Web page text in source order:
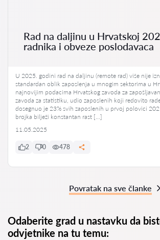
Rad na daljinu u Hrvatskoj
radnika i obveze poslodavaca
U 2025. godini rad na daljinu (remote rad) više nije
standardan oblik zaposlenja u mnogim sektorima u
najnovijim podacima Hrvatskog zavoda za
zavoda za statistiku, udio zaposlenih koji redovito
dosegnuo je 23% svih zaposlenih u prvoj polovici
brojka bilježi konstantan rast […]
11.05.2025
2 0 478
Povratak na sve članke
Odaberite grad u nastavku da
odvjetnike na tu temu: